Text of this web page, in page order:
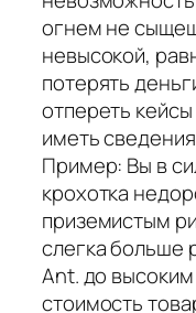
огнем не
невысокой,
потерять
отпереть
иметь
Пример: Вы в
крохотка
приземистым
слегка больше
Ant. до
стоимость